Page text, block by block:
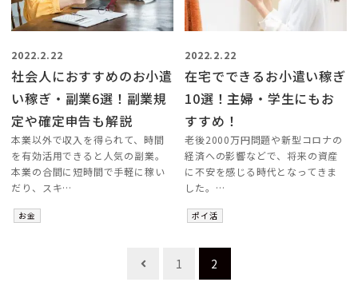
2022.2.22
社会人におすすめのお小遣
い稼ぎ・副業6選！副業規
定や確定申告も解説
本業以外で収入を得られて、時間
を有効活用できると人気の副業。
本業の合間に短時間で手軽に稼い
だり、スキ…
お金
2022.2.22
在宅でできるお小遣い稼ぎ
10選！主婦・学生にもお
すすめ！
老後2000万円問題や新型コロナの
経済への影響などで、将来の資産
に不安を感じる時代となってきま
した。…
ポイ活
1 2